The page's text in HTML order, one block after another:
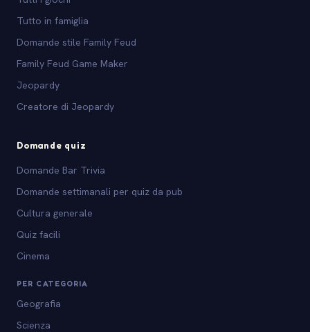
Tutto in famiglia
Domande stile Family Feud
Family Feud Game Maker
Jeopardy
Creatore di Jeopardy
Domande quiz
Domande Bar Trivia
Domande settimanali per quiz da pub
Cultura generale
Quiz facili
Cinema
PER CATEGORIA
Geografia
Scienza